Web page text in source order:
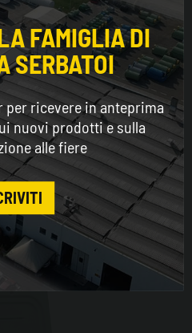
CTK 330
are in and your language
experience
FAMIGLIA DI
SERBATOI
ricevere in anteprima
nuovi prodotti e sulla
alle fiere